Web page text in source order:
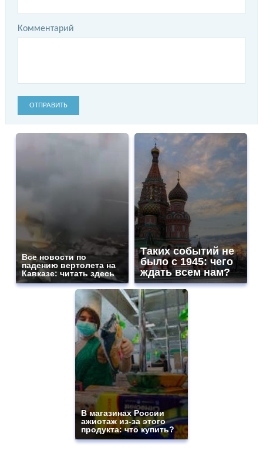
Комментарий
ОТПРАВИТЬ
Все новости по
падению вертолета на
Кавказе: читать здесь
Таких событий не
было с 1945: чего
ждать всем нам?
В магазинах России
ажиотаж из-за этого
продукта: что купить?